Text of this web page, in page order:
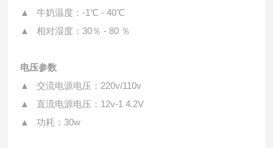
▲ 牛奶温度：-1℃ - 40℃
▲ 相对湿度：30％ - 80 ％
电压参数
▲ 交流电源电压：220v/110v
▲ 直流电源电压：12v-1 4.2V
▲ 功耗：30w